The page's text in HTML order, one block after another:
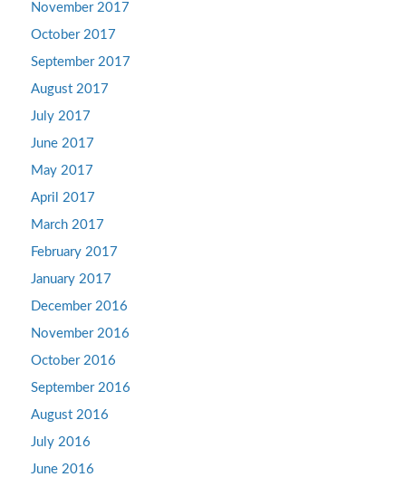
November 2017
October 2017
September 2017
August 2017
July 2017
June 2017
May 2017
April 2017
March 2017
February 2017
January 2017
December 2016
November 2016
October 2016
September 2016
August 2016
July 2016
June 2016